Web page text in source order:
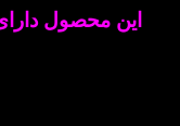
محصول دارای